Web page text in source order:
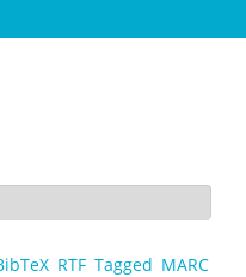
RTF Tagged MARC